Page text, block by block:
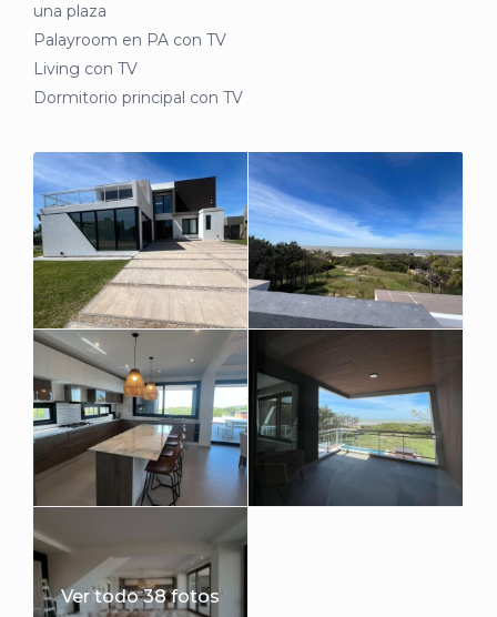
una plaza
Palayroom en PA con TV
Living con TV
Dormitorio principal con TV
Ver todo 38 fotos